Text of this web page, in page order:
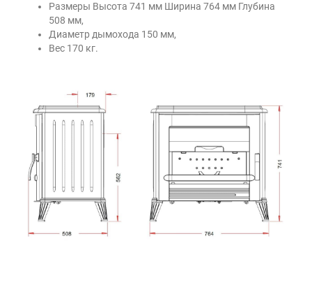
Размеры Высота 741 мм Ширина 764 мм Глубина
508 мм,
Диаметр дымохода 150 мм,
Вес 170 кг.